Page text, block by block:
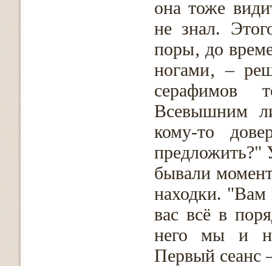
она тоже
не знал.
поры‚ до
ногами‚ –
серафимов
Всевышним
кому-то
предложить?"
бывали
находки. "Вам
вас всё в
него мы и
Первый сеанс